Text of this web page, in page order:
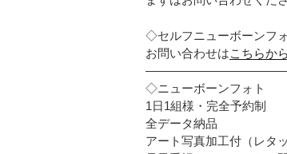
◇セルフニューボーンフ
お問い合わせはこちらか
◇ニューボーンフォト
1日1組様・完全予約制
全データ納品
アート写真加工付（レタ